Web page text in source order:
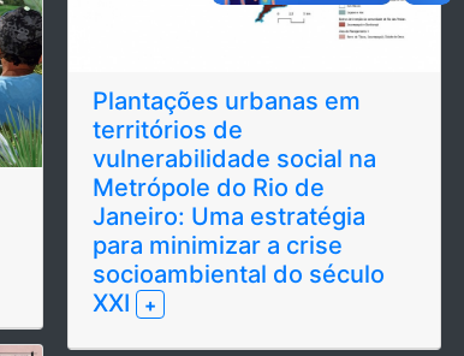
Plantações urbanas em
territórios de
vulnerabilidade social na
Metrópole do Rio de
Janeiro: Uma estratégia
para minimizar a crise
socioambiental do século
XXI +